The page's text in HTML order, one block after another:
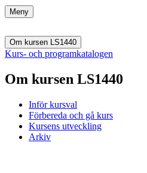
Meny
Om kursen LS1440
Kurs- och programkatalogen
Om kursen LS1440
Inför kursval
Förbereda och gå kurs
Kursens utveckling
Arkiv